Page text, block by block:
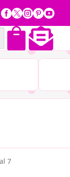


7